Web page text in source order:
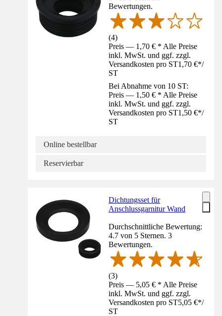
Bewertungen.
(4)
Preis — 1,70 € * Alle Preise
inkl. MwSt. und ggf. zzgl.
Versandkosten pro ST1,70 €*/
ST
Bei Abnahme von 10 ST:
Preis — 1,50 € * Alle Preise
inkl. MwSt. und ggf. zzgl.
Versandkosten pro ST1,50 €*/
ST
Online bestellbar
Reservierbar
Dichtungsset für
Anschlussgarnitur Wand
Durchschnittliche Bewertung:
4.7 von 5 Sternen. 3
Bewertungen.
(3)
Preis — 5,05 € * Alle Preise
inkl. MwSt. und ggf. zzgl.
Versandkosten pro ST5,05 €*/
ST